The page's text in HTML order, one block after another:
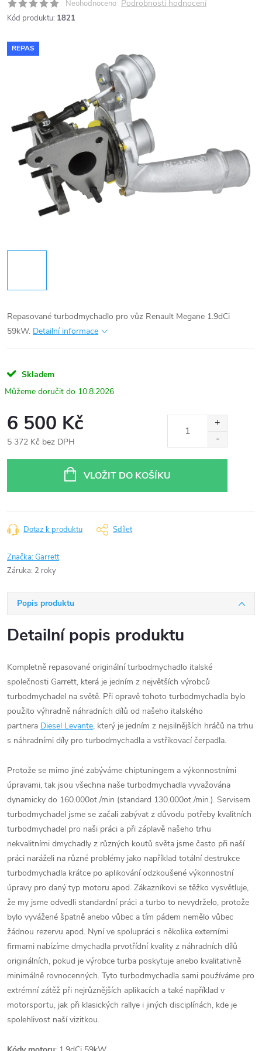
Neohodnoceno Podrobnosti hodnocení
Kód produktu: 1821
REPAS
Repasované turbodmychadlo pro vůz Renault Megane 1.9dCi
59kW. Detailní informace
Skladem
10.8.2026
6 500 Kč
5 372 Kč bez DPH
VLOŽIT DO KOŠÍKU
Dotaz k produktu Sdílet
Značka:Garrett
Záruka: 2 roky
Popis produktu
Detailní popis produktu
Kompletně repasované originální turbodmychadlo italské
společnosti Garrett, která je jedním z největších výrobců
turbodmychadel na světě. Při opravě tohoto turbodmychadla bylo
použito výhradně náhradních dílů od našeho italského
partnera Diesel Levante, který je jedním z nejsilnějších hráčů na trhu
s náhradními díly pro turbodmychadla a vstřikovací čerpadla.
Protože se mimo jiné zabýváme chiptuningem a výkonnostními
úpravami, tak jsou všechna naše turbodmychadla vyvažována
dynamicky do 160.000ot./min (standard 130.000ot./min.). Servisem
turbodmychadel jsme se začali zabývat z důvodu potřeby kvalitních
turbodmychadel pro naši práci a při záplavě našeho trhu
nekvalitními dmychadly z různých koutů světa jsme často při naší
práci naráželi na různé problémy jako například totální destrukce
turbodmychadla krátce po aplikování odzkoušené výkonnostní
úpravy pro daný typ motoru apod. Zákazníkovi se těžko vysvětluje,
že my jsme odvedli standardní práci a turbo to nevydrželo, protože
bylo vyvážené špatně anebo vůbec a tím pádem nemělo vůbec
žádnou rezervu apod. Nyní ve spolupráci s několika externími
firmami nabízíme dmychadla prvotřídní kvality z náhradních dílů
originálních, pokud je výrobce turba poskytuje anebo kvalitativně
minimálně rovnocenných. Tyto turbodmychadla sami používáme pro
extrémní zátěž při nejrůznějších aplikacích a také například v
motorsportu, jak při klasických rallye i jiných disciplínách, kde je
spolehlivost naší vizitkou.